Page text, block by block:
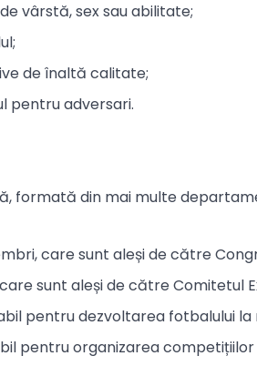
vârstă, sex sau abilitate;
de înaltă calitate;
pentru adversari.
formată din mai multe
care sunt aleși de către
sunt aleși de către Comitetul
pentru dezvoltarea fotbalului la
pentru organizarea